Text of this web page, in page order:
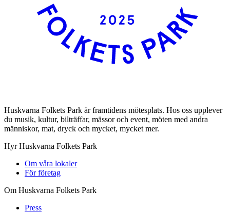
Huskvarna Folkets Park är framtidens mötesplats. Hos oss upplever
du musik, kultur, bilträffar, mässor och event, möten med andra
människor, mat, dryck och mycket, mycket mer.
Hyr Huskvarna Folkets Park
Om våra lokaler
För företag
Om Huskvarna Folkets Park
Press